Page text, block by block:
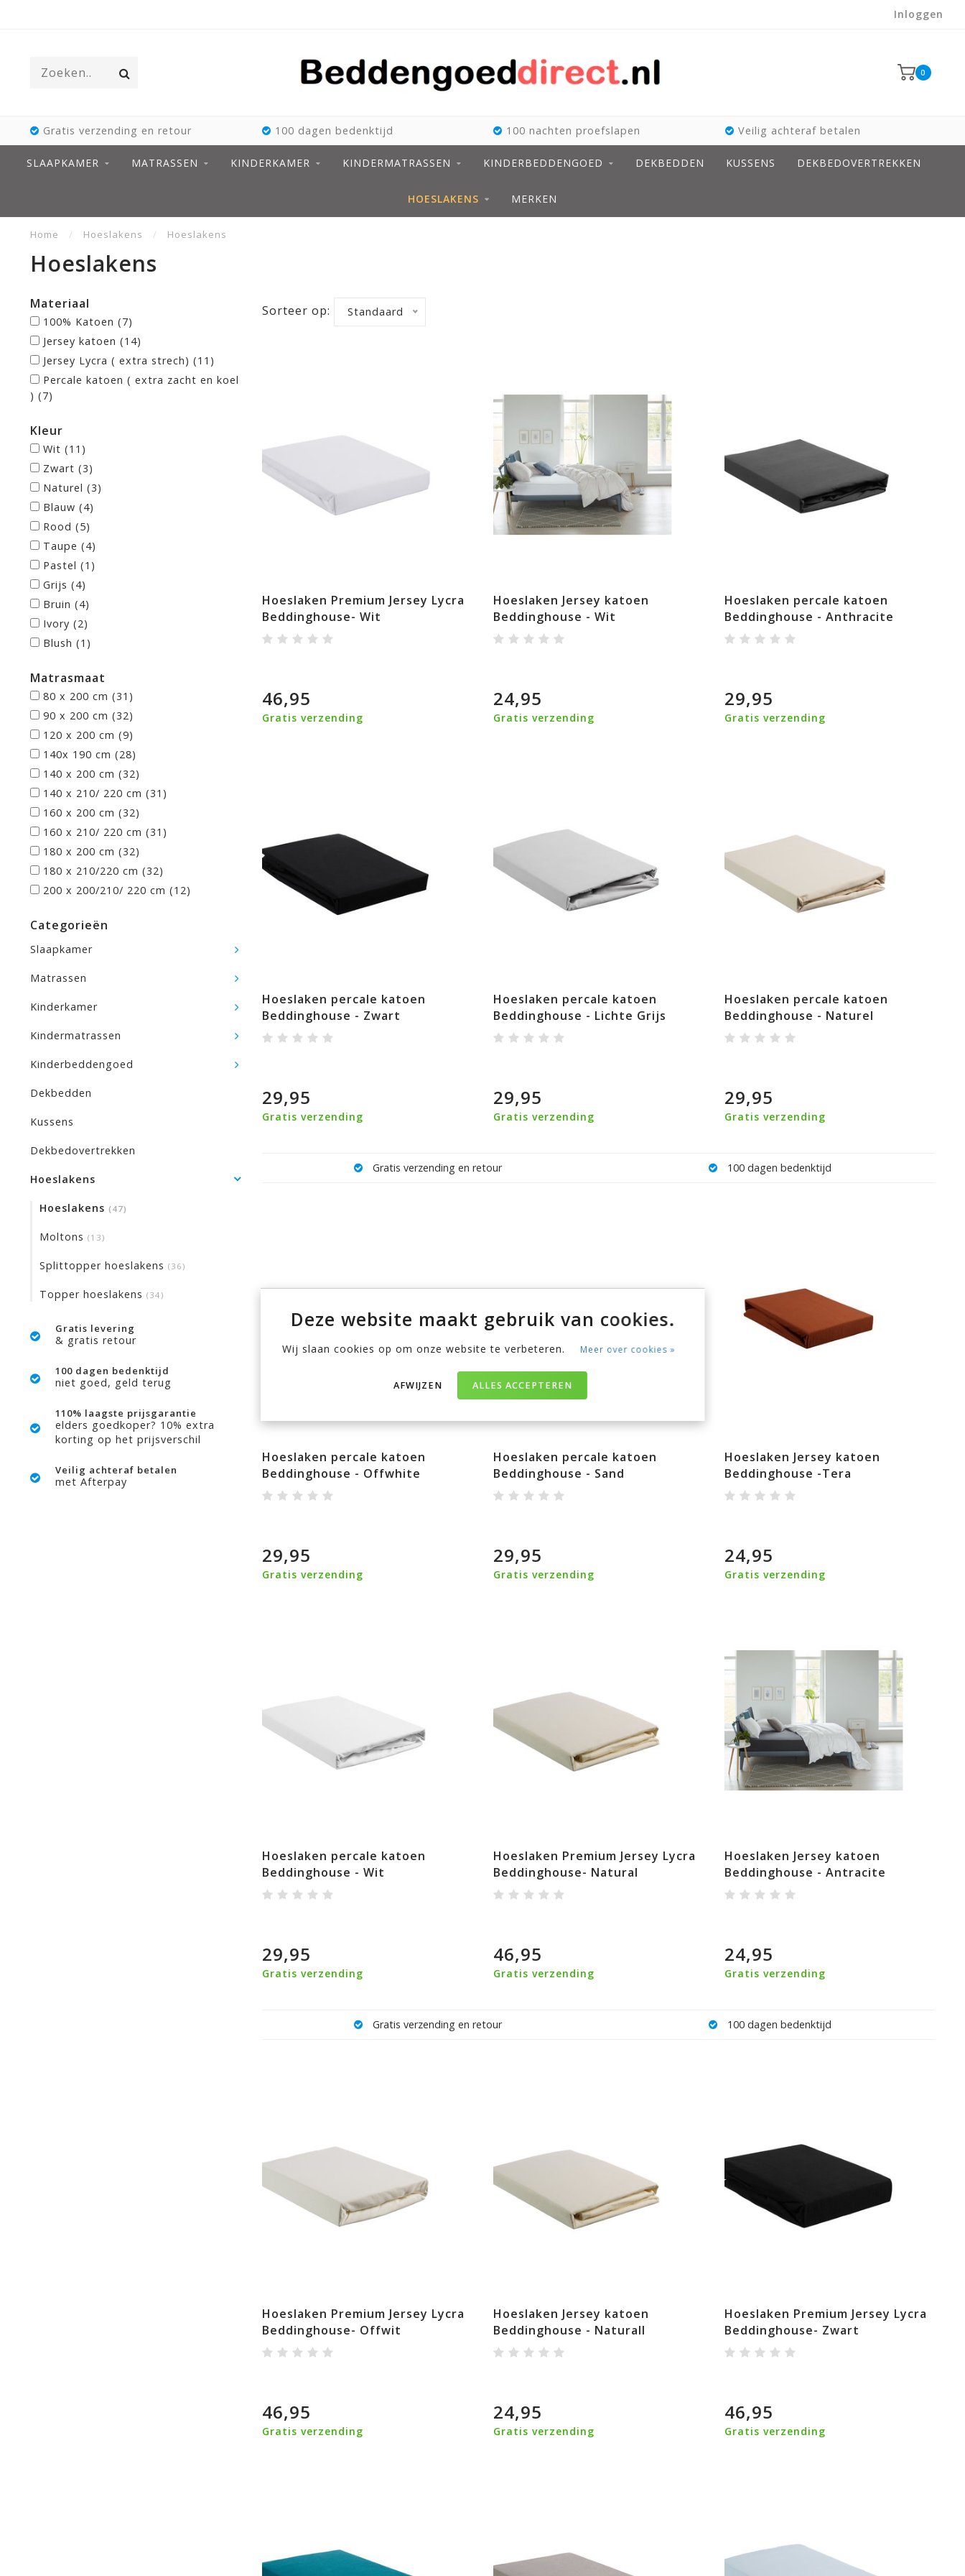
Inloggen
0
Gratis verzending en retour 100 dagen bedenktijd 100 nachten proefslapen Veilig achteraf betalen
SLAAPKAMER MATRASSEN KINDERKAMER KINDERMATRASSEN KINDERBEDDENGOED DEKBEDDEN KUSSENS DEKBEDOVERTREKKEN
HOESLAKENS MERKEN
Home / Hoeslakens / Hoeslakens
Hoeslakens
Materiaal
100% Katoen (7)
Jersey katoen (14)
Jersey Lycra ( extra strech) (11)
Percale katoen ( extra zacht en koel
) (7)
Kleur
Wit (11)
Zwart (3)
Naturel (3)
Blauw (4)
Rood (5)
Taupe (4)
Pastel (1)
Grijs (4)
Bruin (4)
Ivory (2)
Blush (1)
Matrasmaat
80 x 200 cm (31)
90 x 200 cm (32)
120 x 200 cm (9)
140x 190 cm (28)
140 x 200 cm (32)
140 x 210/ 220 cm (31)
160 x 200 cm (32)
160 x 210/ 220 cm (31)
180 x 200 cm (32)
180 x 210/220 cm (32)
200 x 200/210/ 220 cm (12)
Categorieën
Slaapkamer
Matrassen
Kinderkamer
Kindermatrassen
Kinderbeddengoed
Dekbedden
Kussens
Dekbedovertrekken
Hoeslakens
Hoeslakens (47)
Moltons (13)
Splittopper hoeslakens (36)
Topper hoeslakens (34)
Gratis levering
& gratis retour
100 dagen bedenktijd
niet goed, geld terug
110% laagste prijsgarantie
elders goedkoper? 10% extra
korting op het prijsverschil
Veilig achteraf betalen
met Afterpay
Sorteer op: Standaard
Hoeslaken Premium Jersey Lycra
Beddinghouse- Wit
46,95
Gratis verzending
Hoeslaken Jersey katoen
Beddinghouse - Wit
24,95
Gratis verzending
Hoeslaken percale katoen
Beddinghouse - Anthracite
29,95
Gratis verzending
Hoeslaken percale katoen
Beddinghouse - Zwart
29,95
Gratis verzending
Hoeslaken percale katoen
Beddinghouse - Lichte Grijs
29,95
Gratis verzending
Hoeslaken percale katoen
Beddinghouse - Naturel
29,95
Gratis verzending
Gratis verzending en retour 100 dagen bedenktijd
Hoeslaken percale katoen
Beddinghouse - Offwhite
29,95
Gratis verzending
Hoeslaken percale katoen
Beddinghouse - Sand
29,95
Gratis verzending
Hoeslaken Jersey katoen
Beddinghouse -Tera
24,95
Gratis verzending
Hoeslaken percale katoen
Beddinghouse - Wit
29,95
Gratis verzending
Hoeslaken Premium Jersey Lycra
Beddinghouse- Natural
46,95
Gratis verzending
Hoeslaken Jersey katoen
Beddinghouse - Antracite
24,95
Gratis verzending
Gratis verzending en retour 100 dagen bedenktijd
Hoeslaken Premium Jersey Lycra
Beddinghouse- Offwit
46,95
Gratis verzending
Hoeslaken Jersey katoen
Beddinghouse - Naturall
24,95
Gratis verzending
Hoeslaken Premium Jersey Lycra
Beddinghouse- Zwart
46,95
Gratis verzending
Deze website maakt gebruik van cookies.
Wij slaan cookies op om onze website te verbeteren. Meer over cookies »
ALLES ACCEPTEREN
AFWIJZEN